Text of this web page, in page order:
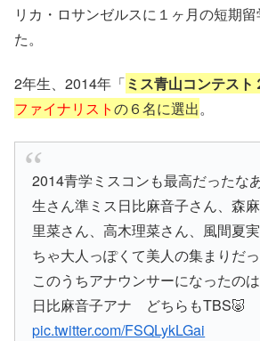
リカ・ロサンゼルスに１ヶ月の短期留
た。
2年生、2014年「ミス青山コンテスト
ファイナリストの６名に選出。
2014青学ミスコンも最高だったな
生さん準ミス日比麻音子さん、森
里菜さん、高木理菜さん、風間夏
ちゃ大人っぽくて美人の集まりだ
このうちアナウンサーになったのは
日比麻音子アナ どちらもTBS🐷
pic.twitter.com/FSQLykLGai